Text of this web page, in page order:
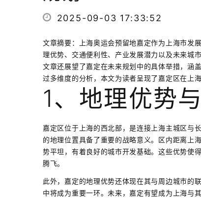
2025-09-03 17:33:52
文章摘要：上海奥运会预留地嘉定作为上海市发
理优势、交通便利性、产业发展潜力以及未来城
文章还展望了嘉定在未来规划中的具体举措，涵
过多维度的分析，本文为读者呈现了嘉定区在上
1、地理优势
嘉定区位于上海的西北部，是连接上海主城区与
的地理位置具备了重要的战略意义。区内距离上
势平坦，有着良好的城市开发基础。这些优势使
腾飞。
此外，嘉定的地理优势还体现在其与周边城市的
中将成为重要一环。未来，嘉定有望成为上海与